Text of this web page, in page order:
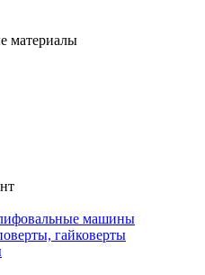
материалы
машины
гайковерты